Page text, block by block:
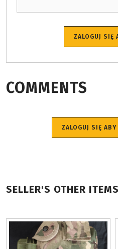
ZALOGUJ SIĘ
COMMENTS
ZALOGUJ SIĘ ABY
SELLER'S OTHER ITEMS